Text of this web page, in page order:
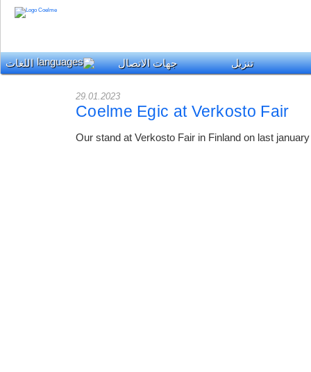
تنزيل جهات الاتصال اللغات
29.01.2023
Coelme Egic at Verkosto Fair
Our stand at Verkosto Fair in Finland on last